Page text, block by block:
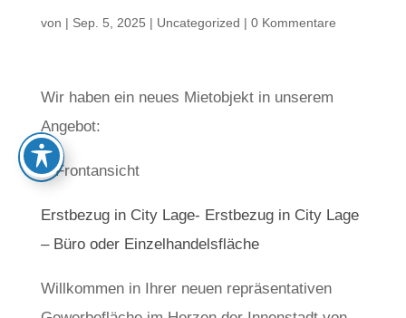
von | Sep. 5, 2025 | Uncategorized | 0 Kommentare
Wir haben ein neues Mietobjekt in unserem
Angebot:
Erstbezug in City Lage- Erstbezug in City Lage
– Büro oder Einzelhandelsfläche
Willkommen in Ihrer neuen repräsentativen